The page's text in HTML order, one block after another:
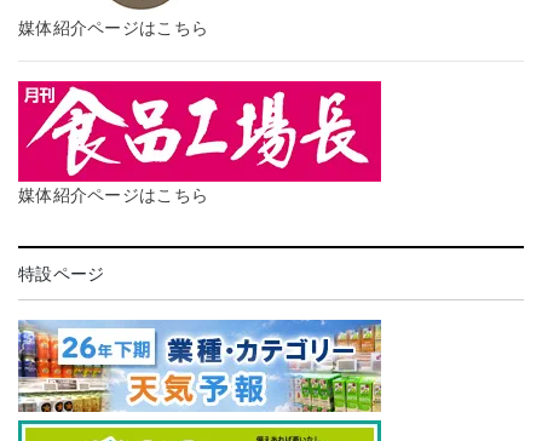
媒体紹介ページはこちら
媒体紹介ページはこちら
特設ページ